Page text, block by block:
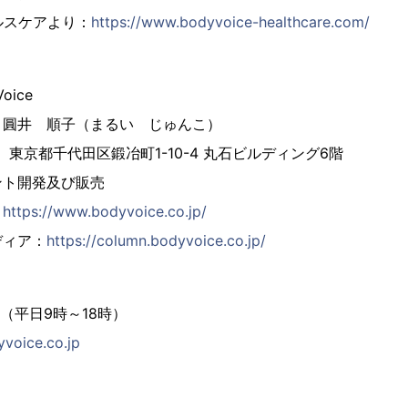
ケアより： https://www.bodyvoice-healthcare.com/
井 順子（まるい じゅんこ）
京都千代田区鍛冶町1-10-4 丸石ビルディング6階
開発及び販売
https://www.bodyvoice.co.jp/
ア： https://column.bodyvoice.co.jp/
日9時～18時）